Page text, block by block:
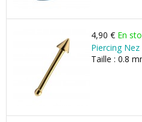
4,90 € En
Piercing
Taille : 0.8